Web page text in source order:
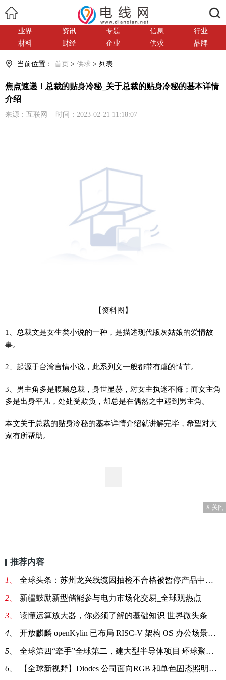
业界 资讯 专题 信息
行业
材料
财经 企业 供求 品牌
当前位置： 首页 > 供求 > 列表
焦点速递！总裁的贴身冷秘_关于总裁的贴身冷秘的基本详情
介绍
来源：互联网 时间：2023-02-21 11:18:07
【资料图】
1、总裁文是女生类小说的一种，是描述现代版灰姑娘的爱情故
事。
2、起源于台湾言情小说，此系列文一般都带有虐的情节。
3、男主角多是腹黑总裁，身世显赫，对女主执迷不悔；而女主角
多是出身平凡，处处受欺负，却总是在偶然之中遇到男主角。
本文关于总裁的贴身冷秘的基本详情介绍就讲解完毕，希望对大
家有所帮助。
X 关闭
推荐内容
1、 全球头条：苏州龙兴线缆因抽检不合格被暂停产品中标资格6个月
2、 新疆鼓励新型储能参与电力市场化交易_全球观热点
3、 读懂运算放大器，你必须了解的基础知识 世界微头条
4、 开放麒麟 openKylin 已布局 RISC-V 架构 OS 办公场景生态：迁移适配开源应用_全球观焦点
5、 全球第四“牵手”全球第二，建大型半导体项目|环球聚看点
6、 【全球新视野】Diodes 公司面向RGB 和单色固态照明LED推出双数字接口、多通道 LED 驱动器